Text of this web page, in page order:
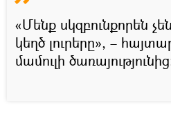
«Մենք սկզբունքորեն
կեղծ լուրերը», –
մամուլի